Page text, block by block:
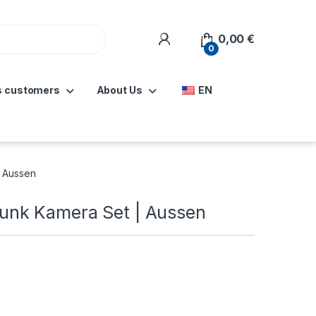
0
0,00€
customers About Us EN
Kamera Set | Aussen